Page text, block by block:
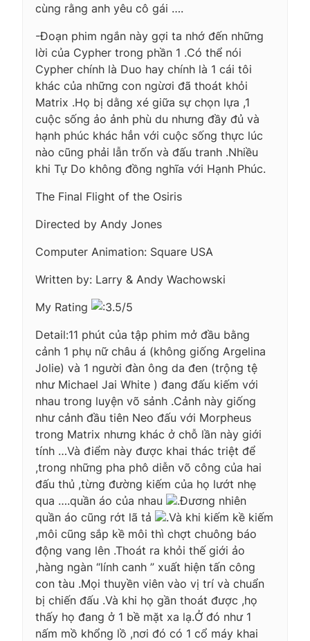
cùng rằng anh yêu cô gái ….
-Đoạn phim ngắn này gợi ta nhớ đến những
lời của Cypher trong phần 1 .Có thể nói
Cypher chính là Duo hay chính là 1 cái tôi
khác của những con ngừơi đã thoát khỏi
Matrix .Họ bị dằng xé giữa sự chọn lựa ,1
cuộc sống ảo ảnh phù du nhưng đầy đủ và
hạnh phúc khác hẳn với cuộc sống thực lúc
nào cũng phải lẫn trốn và đấu tranh .Nhiều
khi Tự Do không đồng nghĩa với Hạnh Phúc.
The Final Flight of the Osiris
Directed by Andy Jones
Computer Animation: Square USA
Written by: Larry & Andy Wachowski
My Rating
.5/5
Detail:11 phút của tập phim mở đầu bằng
cảnh 1 phụ nữ châu á (không giống Argelina
Jolie) và 1 người đàn ông da đen (trộng tệ
như Michael Jai White ) đang đấu kiếm với
nhau trong luyện võ sảnh .Cảnh này giống
như cảnh đầu tiên Neo đấu với Morpheus
trong Matrix nhưng khác ở chỗ lần này giới
tính …Và điểm này được khai thác triệt để
,trong những pha phô diễn võ công của hai
đấu thủ ,từng đường kiếm của họ lướt nhẹ
qua ….quần áo của nhau
.Đương nhiên
quần áo cũng rớt lã tả
.Và khi kiếm kề kiếm
,môi cũng sắp kề môi thì chợt chuông báo
động vang lên .Thoát ra khỏi thế giới ảo
,hàng ngàn “lính canh ” xuất hiện tấn công
con tàu .Mọi thuyền viên vào vị trí và chuẩn
bị chiến đấu .Và khi họ gần thoát được ,họ
thấy họ đang ở 1 bề mặt xa lạ.Ở đó như 1
nấm mồ khổng lồ ,nơi đó có 1 cổ máy khai